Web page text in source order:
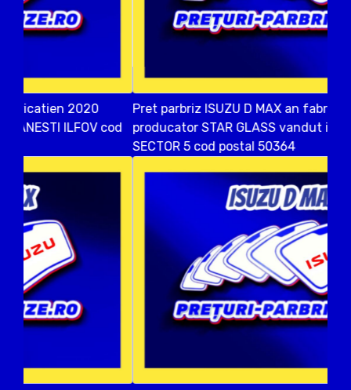
Pret parbriz ISUZU D MAX an fabricatien 2013
producator STAR GLASS vandut in Bucuresti
SECTOR 5 cod postal 50364